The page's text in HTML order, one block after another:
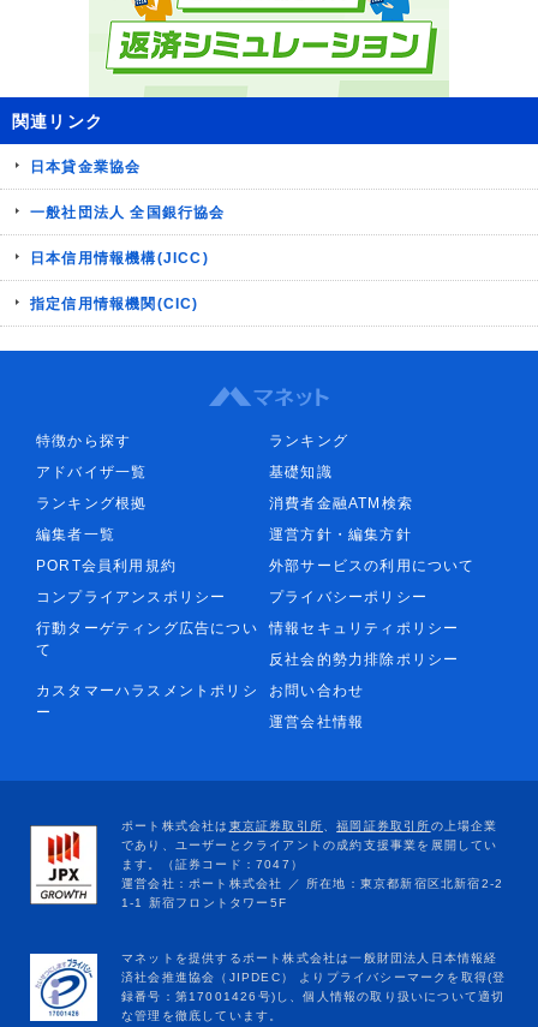
関連リンク
日本貸金業協会
一般社団法人 全国銀行協会
日本信用情報機構(JICC)
指定信用情報機関(CIC)
特徴から探す
ランキング
アドバイザ一覧
基礎知識
ランキング根拠
消費者金融ATM検索
編集者一覧
運営方針・編集方針
PORT会員利用規約
外部サービスの利用について
コンプライアンスポリシー
プライバシーポリシー
行動ターゲティング広告につい
て
情報セキュリティポリシー
反社会的勢力排除ポリシー
カスタマーハラスメントポリシ
ー
お問い合わせ
運営会社情報